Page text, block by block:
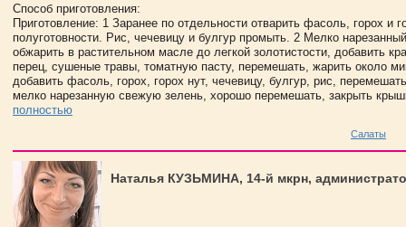
Способ приготовления:
Приготовление: 1 Заранее по отдельности отварить фасоль, горох и
полуготовности. Рис, чечевицу и булгур промыть. 2 Мелко
обжарить в растительном масле до легкой золотистости, добавить
перец, сушеные травы, томатную пасту, перемешать, жарить около
добавить фасоль, горох, горох нут, чечевицу, булгур, рис,
мелко нарезанную свежую зелень, хорошо перемешать, закрыть
полностью
Салаты
Наталья КУЗЬМИНА, 14-й мкрн,